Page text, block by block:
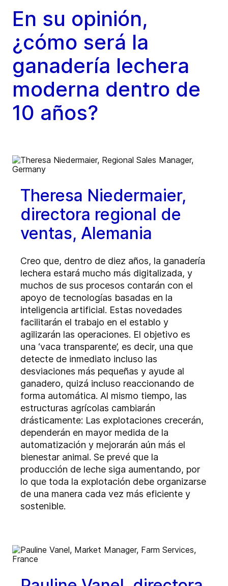
En su opinión,
¿cómo será la
ganadería lechera
moderna dentro de
10 años?
Theresa Niedermaier,
directora regional de
ventas, Alemania
Creo que, dentro de diez años, la ganadería
lechera estará mucho más digitalizada, y
muchos de sus procesos contarán con el
apoyo de tecnologías basadas en la
inteligencia artificial. Estas novedades
facilitarán el trabajo en el establo y
agilizarán las operaciones. El objetivo es
una ‘vaca transparente’, es decir, una que
detecte de inmediato incluso las
desviaciones más pequeñas y ayude al
ganadero, quizá incluso reaccionando de
forma automática. Al mismo tiempo, las
estructuras agrícolas cambiarán
drásticamente: Las explotaciones crecerán,
dependerán en mayor medida de la
automatización y mejorarán aún más el
bienestar animal. Se prevé que la
producción de leche siga aumentando, por
lo que toda la explotación debe organizarse
de una manera cada vez más eficiente y
sostenible.